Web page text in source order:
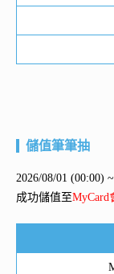
儲值筆筆抽
2026/08/01 (00:00)
成功儲值至MyCard